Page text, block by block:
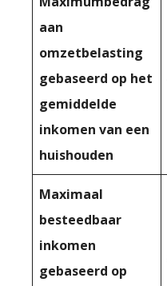
aan
omzetbelasting
gebaseerd op het
gemiddelde
inkomen van een
huishouden
Maximaal
besteedbaar
inkomen
gebaseerd op